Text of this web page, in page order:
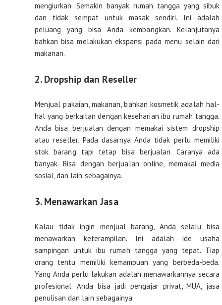
mengiurkan. Semakin banyak rumah tangga yang sibuk
dan tidak sempat untuk masak sendiri. Ini adalah
peluang yang bisa Anda kembangkan. Kelanjutanya
bahkan bisa melakukan ekspansi pada menu selain dari
makanan.
2. Dropship dan Reseller
Menjual pakaian, makanan, bahkan kosmetik adalah hal-
hal yang berkaitan dengan keseharian ibu rumah tangga.
Anda bisa berjualan dengan memakai sistem dropship
atau reseller. Pada dasarnya Anda tidak perlu memiliki
stok barang tapi tetap bisa berjualan. Caranya ada
banyak. Bisa dengan berjualan online, memakai media
sosial, dan lain sebagainya.
3. Menawarkan Jasa
Kalau tidak ingin menjual barang, Anda selalu bisa
menawarkan keterampilan. Ini adalah ide usaha
sampingan untuk ibu rumah tangga yang tepat. Tiap
orang tentu memiliki kemampuan yang berbeda-beda.
Yang Anda perlu lakukan adalah menawarkannya secara
profesional. Anda bisa jadi pengajar privat, MUA, jasa
penulisan dan lain sebagainya.